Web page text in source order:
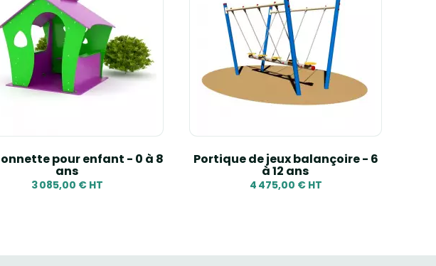
pour enfant - 0 à 8
ans
3 085,00 € HT
Portique de jeux balançoire - 6
à 12 ans
4 475,00 € HT